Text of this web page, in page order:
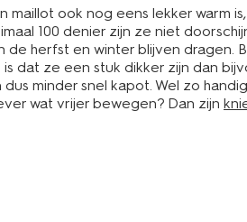
ook nog eens lekker warm
100 denier zijn ze niet
herfst en winter blijven dragen.
dat ze een stuk dikker zijn dan
minder snel kapot. Wel zo
wat vrijer bewegen? Dan zijn